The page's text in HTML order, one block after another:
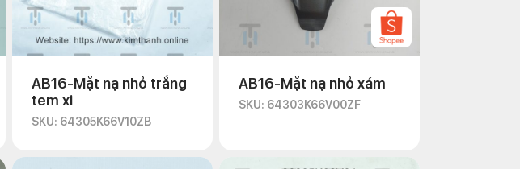
AB16-Mặt nạ nhỏ trắng
tem xi
SKU: 64305K66V10ZB
AB16-Mặt nạ nhỏ xám
SKU: 64303K66V00ZF